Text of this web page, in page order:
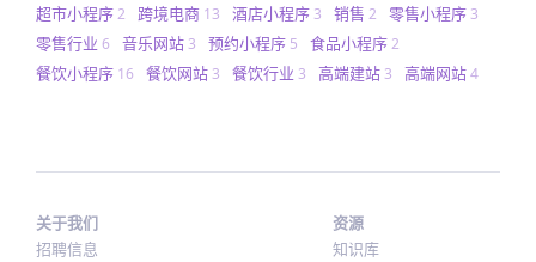
超市小程序2 跨境电商 13 酒店小程序 3 销售 2 零售小程序 3
零售行业 6 音乐网站 3 预约小程序 5 食品小程序2
餐饮小程序 16 餐饮网站 3 餐饮行业 3 高端建站 3 高端网站4
关于我们
招聘信息
资源
知识库